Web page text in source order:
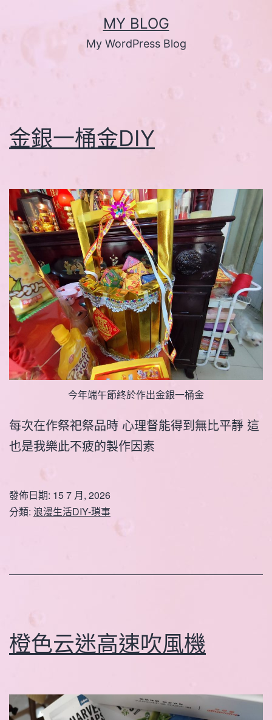
MY BLOG
My WordPress Blog
金銀一桶金DIY
今年端午節終於作出金銀一桶金
每次在作祭祀祭品時 心理督能得到無比平靜 這
也是我樂此不疲的製作因素
發佈日期: 15 7 月, 2026
分類: 浪漫生活DIY-瑣事
橙色云迷高速吹風機